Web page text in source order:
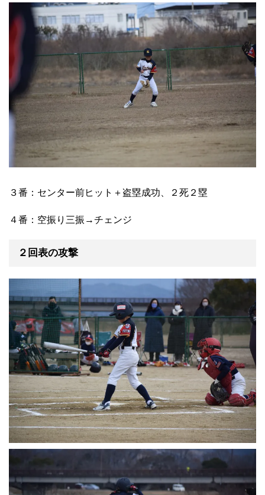
３番：センター前ヒット＋盗塁成功、２死２塁
４番：空振り三振→チェンジ
２回表の攻撃